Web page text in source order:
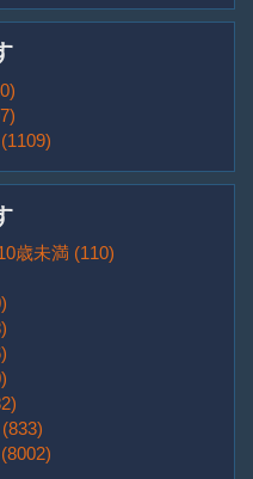
歳未満 (110)